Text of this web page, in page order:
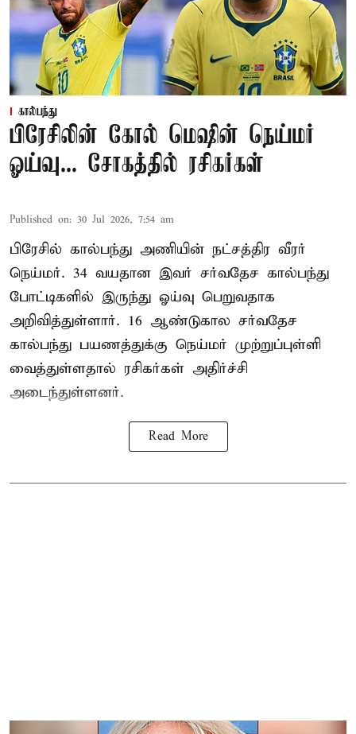
கால்பந்து
பிரேசிலின் கோல் மெஷின் நெய்மர்
ஓய்வு... சோகத்தில் ரசிகர்கள்
Published on: 30 Jul 2026, 7:54 am
பிரேசில் கால்பந்து அணியின் நட்சத்திர வீரர்
நெய்மர். 34 வயதான இவர் சர்வதேச கால்பந்து
போட்டிகளில் இருந்து ஓய்வு பெறுவதாக
அறிவித்துள்ளார். 16 ஆண்டுகால சர்வதேச
கால்பந்து பயணத்துக்கு நெய்மர் முற்றுப்புள்ளி
வைத்துள்ளதால் ரசிகர்கள் அதிர்ச்சி
அடைந்துள்ளனர்.
Read More